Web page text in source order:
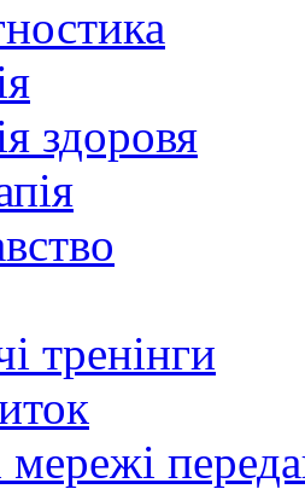
здоровя
тренінги